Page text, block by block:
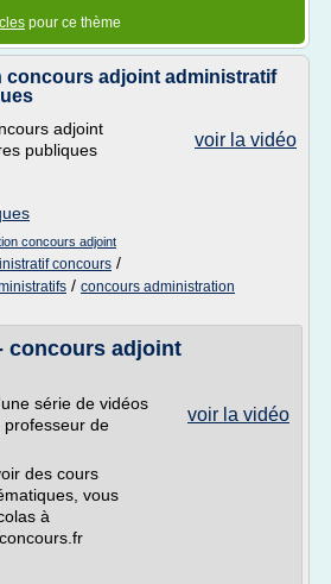
pour ce thème
concours adjoint administratif
voir la vidéo
adjoint
publiques
concours adjoint
concours /
/ concours administration
concours adjoint
voir la vidéo
série de vidéos
professeur de
des cours
vous
à